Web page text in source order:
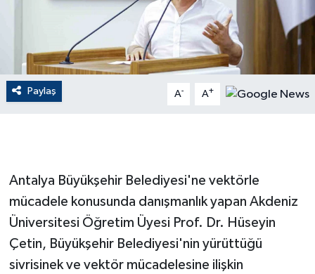
Paylaş A- A+
Antalya Büyükşehir Belediyesi'ne vektörle
mücadele konusunda danışmanlık yapan Akdeniz
Üniversitesi Öğretim Üyesi Prof. Dr. Hüseyin
Çetin, Büyükşehir Belediyesi'nin yürüttüğü
sivrisinek ve vektör mücadelesine ilişkin
HABERDE İNSAN
İNSAN
İş Dünyası
KÜLTÜR SANAT
MAGAZİN
Otomobil